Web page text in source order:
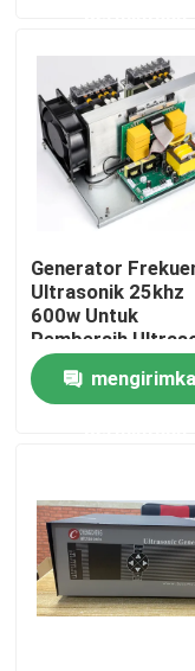
Produk
Tentang kami
Tur Pabrik
Kontrol kualitas
Hubungi kami
Ultrasonic
Tinggi daya
Generator
Ultrasonik 25khz
600w Untuk
Pembersih